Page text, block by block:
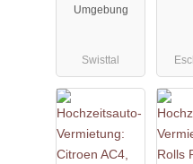
Umgebung
Swisttal